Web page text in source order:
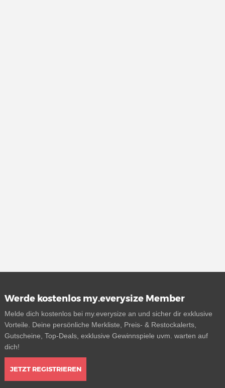
Werde kostenlos my.everysize Member
Melde dich kostenlos bei my.everysize an und sicher dir exklusive
Vorteile. Deine persönliche Merkliste, Preis- & Restockalerts,
Gutscheine, Top-Deals, exklusive Gewinnspiele uvm. warten auf
dich!
JETZT REGISTRIEREN